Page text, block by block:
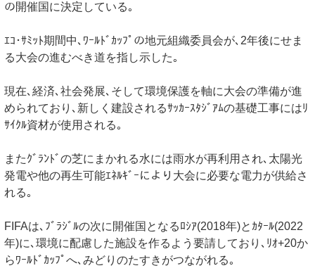
の開催国に決定している｡
ｴｺ･ｻﾐｯﾄ期間中､ﾜｰﾙﾄﾞｶｯﾌﾟの地元組織委員会が､2年後にせま
る大会の進むべき道を指し示した｡
現在､経済､社会発展､そして環境保護を軸に大会の準備が進
められており､新しく建設されるｻｯｶｰｽﾀｼﾞｱﾑの基礎工事にはﾘ
ｻｲｸﾙ資材が使用される｡
またｸﾞﾗﾝﾄﾞの芝にまかれる水には雨水が再利用され､太陽光
発電や他の再生可能ｴﾈﾙｷﾞｰにより大会に必要な電力が供給さ
れる｡
FIFAは､ﾌﾞﾗｼﾞﾙの次に開催国となるﾛｼｱ(2018年)とｶﾀｰﾙ(2022
年)に､環境に配慮した施設を作るよう要請しており､ﾘｵ+20か
らﾜｰﾙﾄﾞｶｯﾌﾟへ､みどりのたすきがつながれる｡